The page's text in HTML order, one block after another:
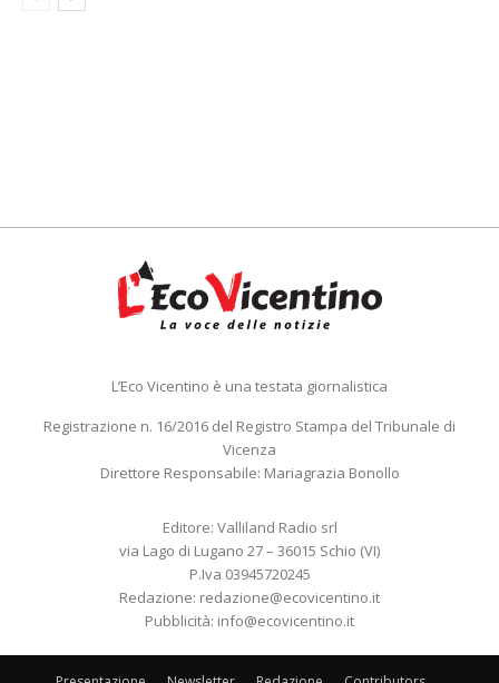
L’Eco Vicentino è una testata giornalistica
Registrazione n. 16/2016 del Registro Stampa del Tribunale di
Vicenza
Direttore Responsabile: Mariagrazia Bonollo
Editore: Valliland Radio srl
via Lago di Lugano 27 – 36015 Schio (VI)
P.Iva 03945720245
Redazione: redazione@ecovicentino.it
Pubblicità: info@ecovicentino.it